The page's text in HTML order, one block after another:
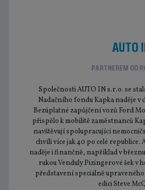
AUTO
PARTNEREM OD
Společnosti AUTO IN s.r.o. se
Nadačního fondu Kapka naděje v
Bezúplatné zapůjčení vozů Ford
přispělo k mobilitě zaměstnanců
navštěvují spolupracující
chvíli více jak 40 po celé
naděje i finančně, například v
rukou Venduly Pizingerové šek v
představení speciálně
edici Steve